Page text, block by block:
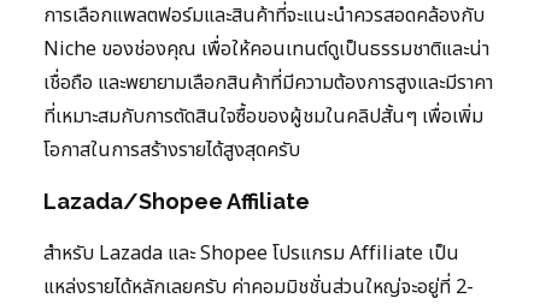
การเลือกแพลตฟอร์มและสินค้าที่จะแนะนำควรสอดคล้องกับ
Niche ของช่องคุณ เพื่อให้คอนเทนต์ดูเป็นธรรมชาติและน่า
เชื่อถือ และพยายามเลือกสินค้าที่มีความต้องการสูงและมีราคา
ที่เหมาะสมกับการตัดสินใจซื้อของผู้ชมในคลิปสั้นๆ เพื่อเพิ่ม
โอกาสในการสร้างรายได้สูงสุดครับ
Lazada/Shopee Affiliate
สำหรับ Lazada และ Shopee โปรแกรม Affiliate เป็น
แหล่งรายได้หลักเลยครับ ค่าคอมมิชชั่นส่วนใหญ่จะอยู่ที่ 2-